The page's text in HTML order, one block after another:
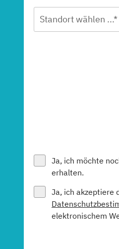
Standort wählen ...*
Ja, ich möchte
erhalten.
Ja, ich akzeptiere
elektronischem